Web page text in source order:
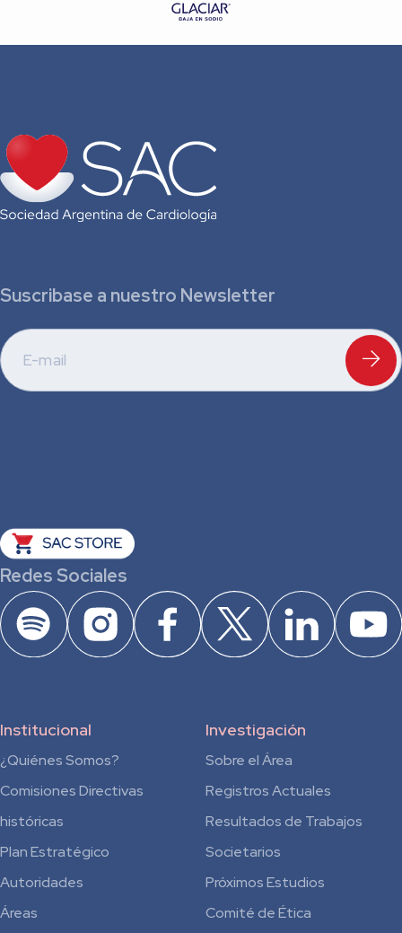
Suscribase a nuestro Newsletter
Redes Sociales
Institucional
¿Quiénes Somos?
Comisiones Directivas
históricas
Plan Estratégico
Autoridades
Áreas
Investigación
Sobre el Área
Registros Actuales
Resultados de Trabajos
Societarios
Próximos Estudios
Comité de Ética